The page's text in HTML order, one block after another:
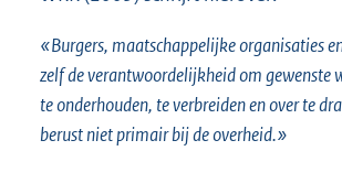
«Burgers, maatschappelijke organisaties
zelf de verantwoordelijkheid om gewenste
te onderhouden, te verbreiden en over te
berust niet primair bij de overheid.»